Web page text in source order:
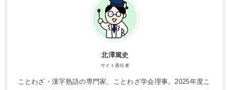
北澤篤史
サイト責任者
ことわざ・漢字熟語の専門家、ことわざ学会理事。2025年度こ